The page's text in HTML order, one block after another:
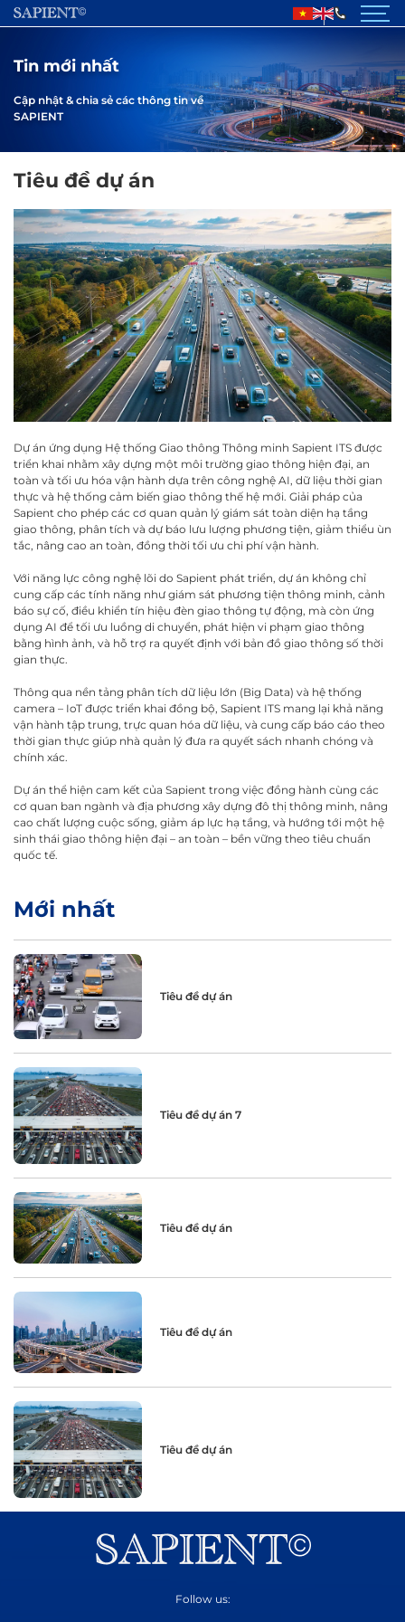
SẢN PHẨM
TIN TỨC
TUYỂN DỤNG
LIÊN HỆ
Tin mới nhất
Cập nhật & chia sẻ các thông tin về
SAPIENT
Tiêu đề dự án
Dự án ứng dụng Hệ thống Giao thông Thông minh Sapient ITS được
triển khai nhằm xây dựng một môi trường giao thông hiện đại, an
toàn và tối ưu hóa vận hành dựa trên công nghệ AI, dữ liệu thời gian
thực và hệ thống cảm biến giao thông thế hệ mới. Giải pháp của
Sapient cho phép các cơ quan quản lý giám sát toàn diện hạ tầng
giao thông, phân tích và dự báo lưu lượng phương tiện, giảm thiểu ùn
tắc, nâng cao an toàn, đồng thời tối ưu chi phí vận hành.
Với năng lực công nghệ lõi do Sapient phát triển, dự án không chỉ
cung cấp các tính năng như giám sát phương tiện thông minh, cảnh
báo sự cố, điều khiển tín hiệu đèn giao thông tự động, mà còn ứng
dụng AI để tối ưu luồng di chuyển, phát hiện vi phạm giao thông
bằng hình ảnh, và hỗ trợ ra quyết định với bản đồ giao thông số thời
gian thực.
Thông qua nền tảng phân tích dữ liệu lớn (Big Data) và hệ thống
camera – IoT được triển khai đồng bộ, Sapient ITS mang lại khả năng
vận hành tập trung, trực quan hóa dữ liệu, và cung cấp báo cáo theo
thời gian thực giúp nhà quản lý đưa ra quyết sách nhanh chóng và
chính xác.
Dự án thể hiện cam kết của Sapient trong việc đồng hành cùng các
cơ quan ban ngành và địa phương xây dựng đô thị thông minh, nâng
cao chất lượng cuộc sống, giảm áp lực hạ tầng, và hướng tới một hệ
sinh thái giao thông hiện đại – an toàn – bền vững theo tiêu chuẩn
quốc tế.
Mới nhất
Tiêu đề dự án
Tiêu đề dự án 7
Tiêu đề dự án
Tiêu đề dự án
Tiêu đề dự án
Follow us: